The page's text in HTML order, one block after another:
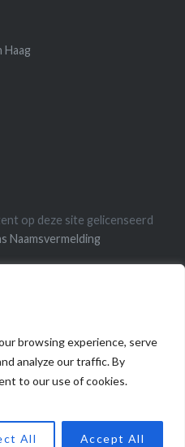
browsing experience, serve
analyze our traffic. By
to our use of cookies.
All Accept All
Haag
op deze site gelicenseerd
Naamsvermelding
|Thema: Dyad door